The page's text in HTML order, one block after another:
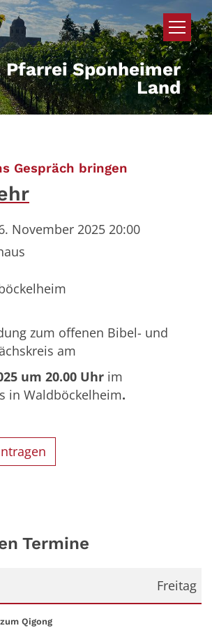
Pfarrei Sponheimer
Land
Gespräch bringen
November 2025 20:00
zum offenen Bibel- und
am
um 20.00 Uhr im
in Waldböckelheim.
Termine
Freitag
2026
Qigong: